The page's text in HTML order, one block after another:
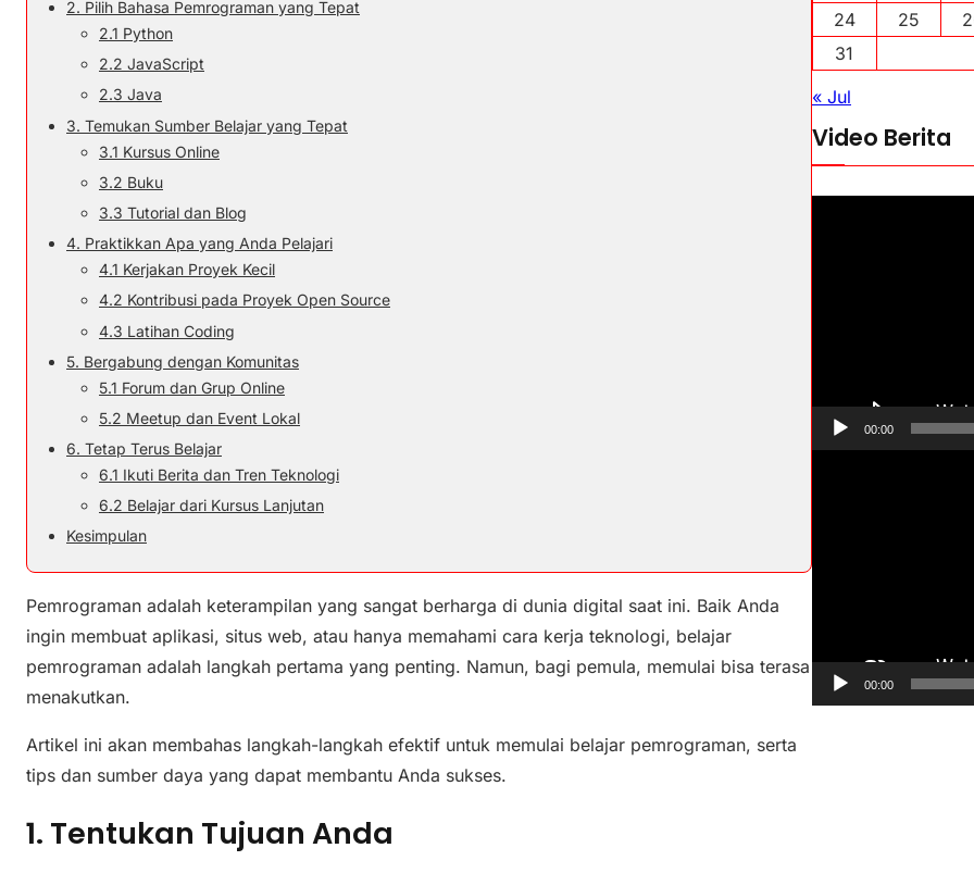
2. Pilih Bahasa Pemrograman yang Tepat
2.1 Python
2.2 JavaScript
2.3 Java
3. Temukan Sumber Belajar yang Tepat
3.1 Kursus Online
3.2 Buku
3.3 Tutorial dan Blog
4. Praktikkan Apa yang Anda Pelajari
4.1 Kerjakan Proyek Kecil
4.2 Kontribusi pada Proyek Open Source
4.3 Latihan Coding
5. Bergabung dengan Komunitas
5.1 Forum dan Grup Online
5.2 Meetup dan Event Lokal
6. Tetap Terus Belajar
6.1 Ikuti Berita dan Tren Teknologi
6.2 Belajar dari Kursus Lanjutan
Kesimpulan
Pemrograman adalah keterampilan yang sangat berharga di dunia digital saat ini. Baik Anda
ingin membuat aplikasi, situs web, atau hanya memahami cara kerja teknologi, belajar
pemrograman adalah langkah pertama yang penting. Namun, bagi pemula, memulai bisa terasa
menakutkan.
Artikel ini akan membahas langkah-langkah efektif untuk memulai belajar pemrograman, serta
tips dan sumber daya yang dapat membantu Anda sukses.
1. Tentukan Tujuan Anda
24
25
31
« Jul
Video Berita
i
00:00
i
00:00